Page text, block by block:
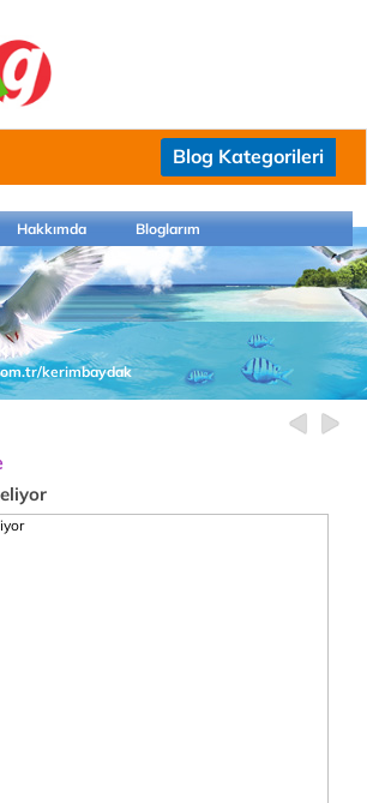
Blog Kategorileri
Hakkımda Bloglarım
kerimbaydak